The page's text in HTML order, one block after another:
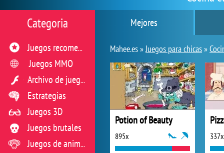
Mejores
Mahee.es »Juegos para chicas»
Potion of Beauty
895x 337x
Categoria
Juegos recomendados
Juegos MMO
Archivo de juegos flash
Estrategias
Juegos 3D
Juegos brutales
Juegos de animales